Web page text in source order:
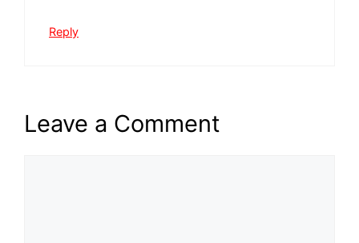
Reply
Leave a Comment